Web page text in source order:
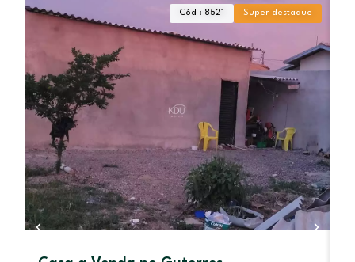
Cód : 8521 Super destaque